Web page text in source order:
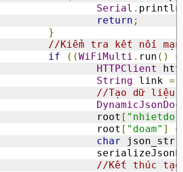
Serial . println
return ;
}
//Kiểm tra kết nối
if
((WiFiMulti . run ()
HTTPClient
String link =
//Tạo dữ liệu
			root
[ "nhietdo"
			root
[ "doam" ] =
char json_str
//Kết thúc tạo